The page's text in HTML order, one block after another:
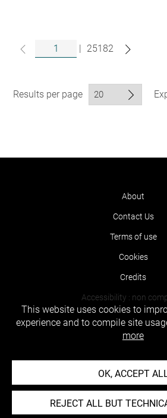
| 25182
Results per page
About
Contact Us
Terms of use
Cookies
Credits
Accessibility : non
This website uses cookies to
experience and to compile site
more
OK, ACCEPT
REJECT ALL BUT